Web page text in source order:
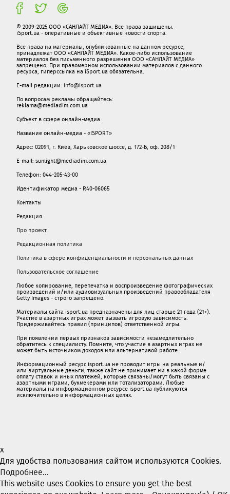
© 2009-2025 ООО «САНЛАЙТ МЕДИА». Все права защищены.
iSport.ua - оперативные и объективные новости спорта.
Все права на материалы, опубликованные на данном ресурсе,
принадлежат ООО «САНЛАЙТ МЕДИА». Какое-либо использование
материалов без письменного разрешения ООО «САНЛАЙТ МЕДИА»
запрещено. При правомерном использовании материалов с данного
ресурса, гиперссылка на iSport.ua обязательна.
E-mail редакции: info@isport.ua
По вопросам рекламы обращайтесь:
reklama@mediadim.com.ua
Субъект в сфере онлайн-медиа
Название онлайн-медиа - «ISPORT»
Адрес: 02091, г. Киев, Харьковское шоссе, д. 172-Б, оф. 208/1
E-mail: sunlight@mediadim.com.ua
Телефон: 044-205-43-00
Идентификатор медиа - R40-06065
Контакты
Редакция
Про проект
Редакционная политика
Политика в сфере конфиденциальности и персональных данных
Пользовательское соглашение
Любое копирование, перепечатка и воспроизведение фотографических
произведений и/или аудиовизуальных произведений правообладателя
Getty Images - строго запрещено.
Материалы сайта isport.ua предназначены для лиц старше 21 года (21+).
Участие в азартных играх может вызвать игровую зависимость.
Придерживайтесь правил (принципов) ответственной игры.
При появлении первых признаков зависимости незамедлительно
обратитесь к специалисту. Помните, что участие в азартных играх не
может быть источником доходов или альтернативой работе.
Информационный ресурс isport.ua не проводит игры на реальные и/
или виртуальные деньги, также сайт не принимает ни в какой форме
oплaту ставок и иных платежей, которые связаны/могут быть связаны c
азартными игрaми, букмекерами или тотализаторами. Любые
материалы на информационном ресурсе isport.ua публикуютcя
исключительно в информационных целях.
x
Для удобства пользования сайтом используются Cookies.
Подробнее...
This website uses Cookies to ensure you get the best